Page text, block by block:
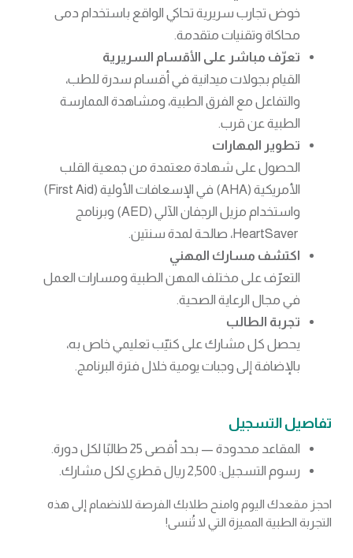
خوض تجارب سريرية تحاكي الواقع باستخدام دمى
محاكاة وتقنيات متقدمة.
تعرّف مباشر على الأقسام السريرية
القيام بجولات ميدانية في أقسام سدرة للطب،
والتفاعل مع الفرق الطبية، ومشاهدة الممارسة
الطبية عن قرب.
تطوير المهارات
الحصول على شهادة معتمدة من جمعية القلب
الأمريكية (AHA) في الإسعافات الأولية (First Aid)
واستخدام مزيل الرجفان الآلي (AED) وبرنامج
اكتشف مسارك المهني
التعرّف على مختلف المهن الطبية ومسارات العمل
في مجال الرعاية الصحية.
تجربة الطالب
يحصل كل مشارك على كتيّب تعليمي خاص به،
بالإضافة إلى وجبات يومية خلال فترة البرنامج.
تفاصيل التسجيل
المقاعد محدودة — بحد أقصى 25 طالبًا لكل دورة.
رسوم التسجيل: 2,500 ريال قطري لكل مشارك.
احجز مقعدك اليوم وامنح طلابك الفرصة للانضمام إلى هذه
التجربة الطبية المميزة التي لا تُنسى!